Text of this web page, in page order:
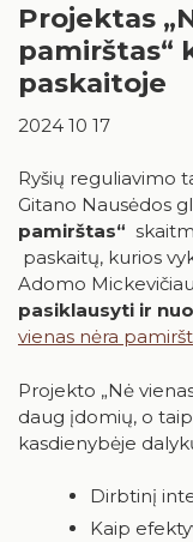
Iš
Kaip
Projektas
pamirštas“
paskaitoje
2024 10 17
Ryšių reguliavimo
Gitano Nausėdos
pamirštas“
paskaitų, kurios
Adomo
pasiklausyti ir
vienas nėra
Projekto „Nė
daug įdomių, o
kasdienybėje
Dirbtinį
Kaip